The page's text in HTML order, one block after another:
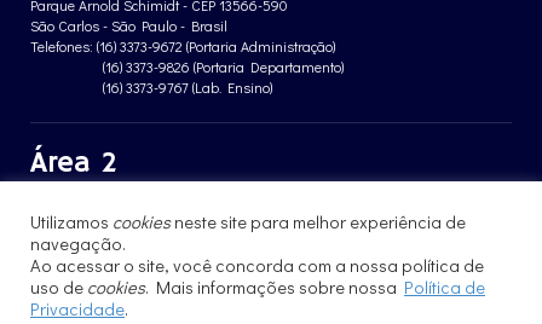
Parque Arnold Schimidt - CEP 13566-590
São Carlos - São Paulo - Brasil
Telefones: (16) 3373-9672 (Portaria Administração)
(16) 3373-9826 (Portaria Departamento)
(16) 3373-9767 (Lab. Ensino)
Área 2
Jardim Santa Angelina - CEP 13563-120
São Carlos - São Paulo - Brasil
Telefone: (16) 3373-8068 (Portaria prédio CFBio)
(16) 3364-8070 (Portaria prédio poloTErRA)
Utilizamos cookiesneste site para melhor experiência de
navegação.
Ao acessar o site, você concorda com a nossa política de
uso de cookies. Mais informações sobre nossa Política de
Privacidade.